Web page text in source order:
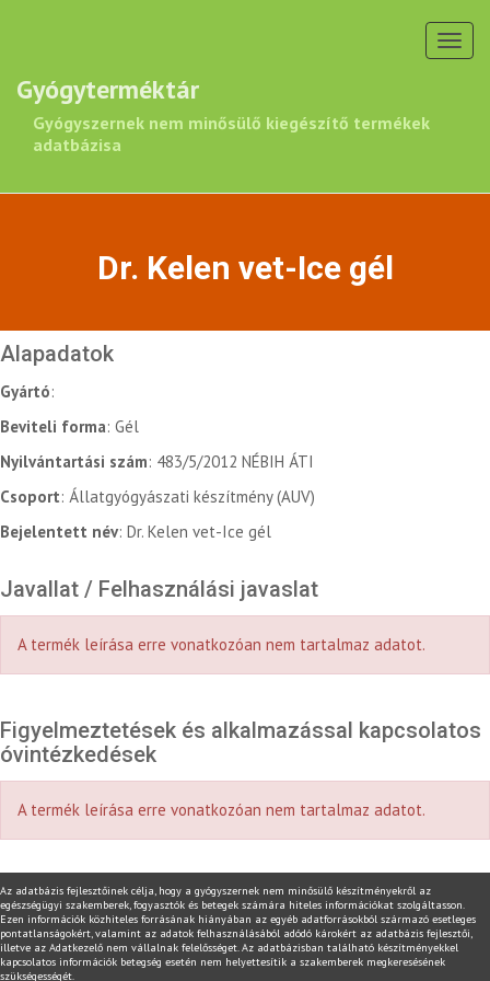
Gyógyterméktár
Gyógyszernek nem minősülő kiegészítő termékek
adatbázisa
Dr. Kelen vet-Ice gél
Alapadatok
Gyártó:
Beviteli forma: Gél
Nyilvántartási szám: 483/5/2012 NÉBIH ÁTI
Csoport: Állatgyógyászati készítmény (AUV)
Bejelentett név: Dr. Kelen vet-Ice gél
Javallat / Felhasználási javaslat
A termék leírása erre vonatkozóan nem tartalmaz adatot.
Figyelmeztetések és alkalmazással kapcsolatos
óvintézkedések
A termék leírása erre vonatkozóan nem tartalmaz adatot.
Az adatbázis fejlesztőinek célja, hogy a gyógyszernek nem minősülő készítményekről az
egészségügyi szakemberek, fogyasztók és betegek számára hiteles információkat szolgáltasson.
Ezen információk közhiteles forrásának hiányában az egyéb adatforrásokból származó esetleges
pontatlanságokért, valamint az adatok felhasználásából adódó károkért az adatbázis fejlesztői,
illetve az Adatkezelő nem vállalnak felelősséget. Az adatbázisban található készítményekkel
kapcsolatos információk betegség esetén nem helyettesítik a szakemberek megkeresésének
szükségességét.